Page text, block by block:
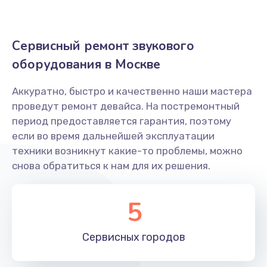
2500 руб.
Заказать
Замена экрана (дисплея управления)
2400 руб.
Заказать
Обновление ПО
Заказать
Замена разъема питания
Сервисный ремонт звукового
оборудования в Москве
Аккуратно, быстро и качественно наши мастера
проведут ремонт девайса. На постремонтный
период предоставляется гарантия, поэтому
если во время дальнейшей эксплуатации
техники возникнут какие-то проблемы, можно
снова обратиться к нам для их решения.
5
Сервисных городов